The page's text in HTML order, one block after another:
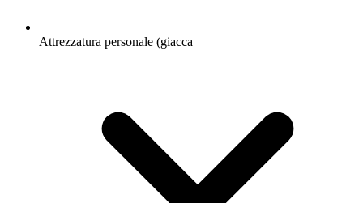
Attrezzatura personale (giacca